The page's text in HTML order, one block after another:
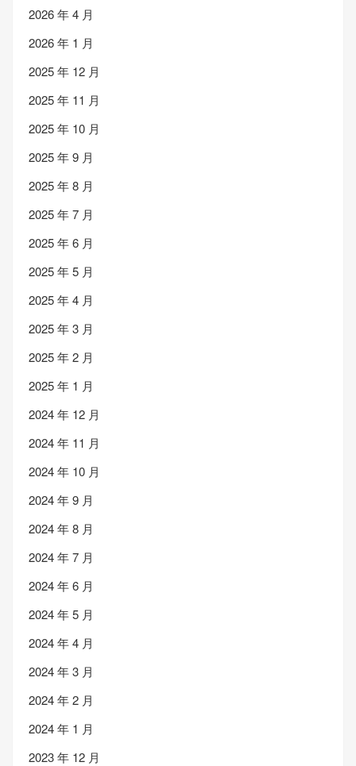
2026 年 4 月
2026 年 1 月
2025 年 12 月
2025 年 11 月
2025 年 10 月
2025 年 9 月
2025 年 8 月
2025 年 7 月
2025 年 6 月
2025 年 5 月
2025 年 4 月
2025 年 3 月
2025 年 2 月
2025 年 1 月
2024 年 12 月
2024 年 11 月
2024 年 10 月
2024 年 9 月
2024 年 8 月
2024 年 7 月
2024 年 6 月
2024 年 5 月
2024 年 4 月
2024 年 3 月
2024 年 2 月
2024 年 1 月
2023 年 12 月